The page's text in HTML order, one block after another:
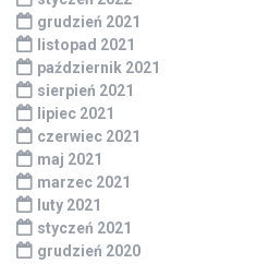
grudzień 2021
listopad 2021
październik 2021
sierpień 2021
lipiec 2021
czerwiec 2021
maj 2021
marzec 2021
luty 2021
styczeń 2021
grudzień 2020